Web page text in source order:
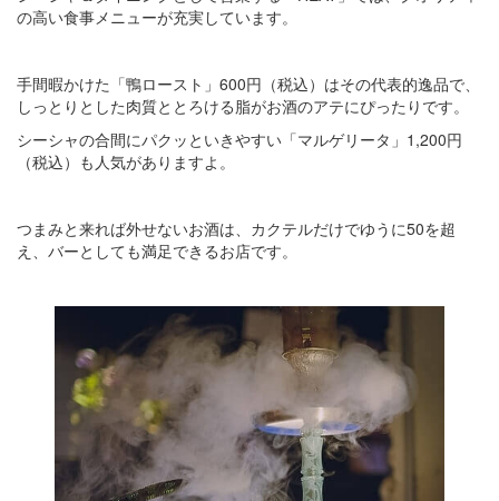
の高い食事メニューが充実しています。
手間暇かけた「鴨ロースト」600円（税込）はその代表的逸品で、
しっとりとした肉質ととろける脂がお酒のアテにぴったりです。
シーシャの合間にパクッといきやすい「マルゲリータ」1,200円
（税込）も人気がありますよ。
つまみと来れば外せないお酒は、カクテルだけでゆうに50を超
え、バーとしても満足できるお店です。